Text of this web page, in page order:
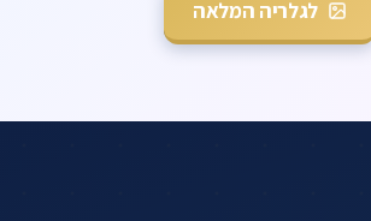
לגלריה המלאה